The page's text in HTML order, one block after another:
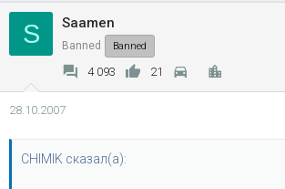
S Saamen
Banned Banned
4 093 21
28.10.2007
CHIMIK сказал(а):